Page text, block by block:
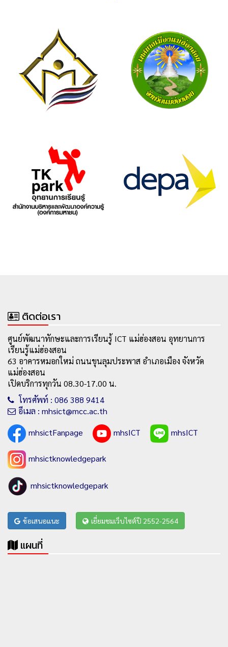
ติดต่อเรา
ศูนย์พัฒนาทักษะและการเรียนรู้ ICT แม่ฮ่องสอน อุทยานการ
เรียนรู้แม่ฮ่องสอน
63 อาคารหมอกใหม่ ถนนขุนลุมประพาส อำเภอเมือง จังหวัด
แม่ฮ่องสอน
เปิดบริการทุกวัน 08.30-17.00 น.
โทรศัพท์ : 086 388 9414
อีเมล : mhsict@mcc.ac.th
mhsictFanpage
mhsICT mhsICT
mhsictknowledgepark
mhsictknowledgepark
ข้อเสนอแนะ เยี่ยมชมเว็บไซต์ปี 2552-2564
แผนที่